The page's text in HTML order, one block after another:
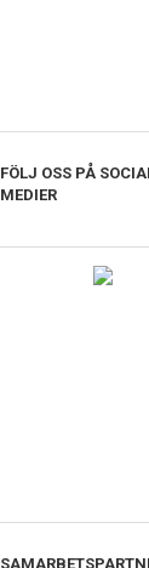
FÖLJ OSS PÅ
MEDIER